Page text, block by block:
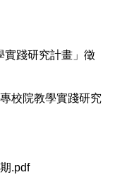
實踐研究計畫」徵
校院教學實踐研究
.pdf